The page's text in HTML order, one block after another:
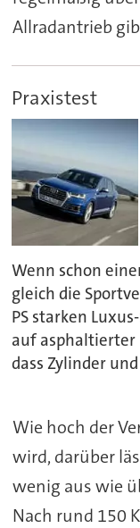
Allradantrieb
Praxistest
Wenn schon
gleich die
PS starken
auf asphaltierter
dass Zylinder
Wie hoch der
wird, darüber
wenig aus wie
Nach rund 150